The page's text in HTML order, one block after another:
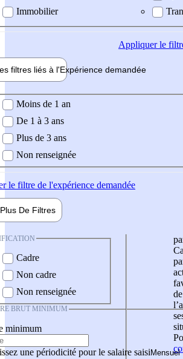
Immobilier
Appliquerle
filtres liés à l'Expérience demandée
demandée
Moins de 1 an
De 1 à 3 ans
Plus de 3 ans
Non renseignée
le filtre de l'expérience demandée
Plus De Filtres
Cadre
Non cadre
Non renseignée
BRUT MINIMUM
minimum
une périodicité pour le salaire saisi